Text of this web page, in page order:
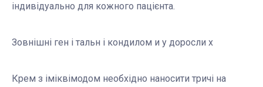
індивідуально для кожного пацієнта.
Зовнішні ген і тальн і кондилом и у доросли х
Крем з іміквімодом необхідно наносити тричі на